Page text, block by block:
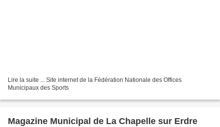
Lire la suite ... Site internet de la Fédération Nationale des Offices
Municipaux des Sports
Magazine Municipal de La Chapelle sur Erdre